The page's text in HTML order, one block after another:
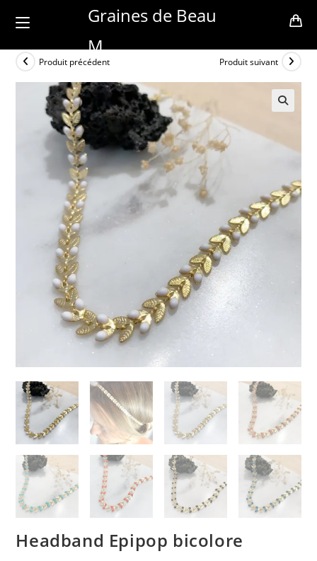
Graines de Beau
M
Produit précédent Produit suivant
Headband Epipop bicolore